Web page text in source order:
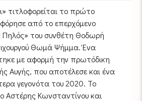
τιτλοφορείται το πρώτο
από το επερχόμενο
του συνθέτη Θοδωρή
Θωμά Ψήμμα. Ένα
με αφορμή την πρωτόδικη
Αυγής, που αποτέλεσε και ένα
γεγονότα του 2020. Το
ο Αστέρης Κωνσταντίνου και